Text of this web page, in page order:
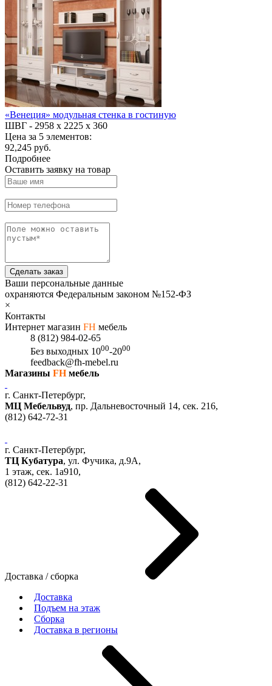
«Венеция» модульная стенка в гостиную
ШВГ - 2958 х 2225 х 360
Цена за 5 элементов:
92,245 руб.
Подробнее
Оставить заявку на товар
Сделать заказ
Ваши персональные данные
охраняются Федеральным законом №152-ФЗ
×
Контакты
Интернет магазин FH мебель
8 (812) 984-02-65
Без выходных 1000-2000
feedback@fh-mebel.ru
Магазины FHмебель
г. Санкт-Петербург,
МЦ Мебельвуд, пр. Дальневосточный 14, сек. 216,
(812) 642-72-31
г. Санкт-Петербург,
ТЦ Кубатура, ул. Фучика, д.9А,
1 этаж, сек. 1a910,
(812) 642-22-31
Доставка / сборка
Доставка
Подъем на этаж
Сборка
Доставка в регионы